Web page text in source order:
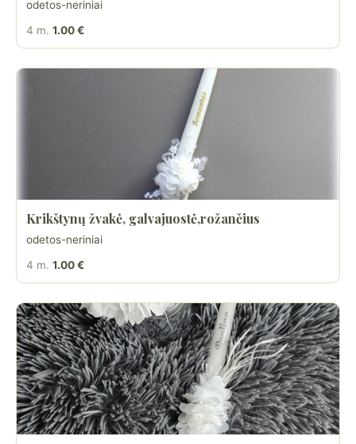
odetos-neriniai
4 m. 1.00 €
Krikštynų žvakė, galvajuostė,rožančius
odetos-neriniai
4 m. 1.00 €